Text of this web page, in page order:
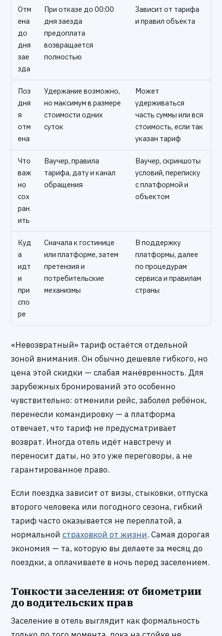
Отм
ена
до
дня
зае
зда
При отказе до 00:00
дня заезда
предоплата
возвращается
полностью
Зависит от тарифа
и правил объекта
Поз
дня
я
отм
ена
Удержание возможно,
но максимум в размере
стоимости одних
суток
Может
удерживаться
часть суммы или вся
стоимость, если так
указан тариф
Что
важ
но
сох
ран
ить
Ваучер, правила
тарифа, дату и канал
обращения
Ваучер, скриншоты
условий, переписку
с платформой и
объектом
Куд
а
идт
и
при
спо
ре
Сначала к гостинице
или платформе, затем
претензия и
потребительские
механизмы
В поддержку
платформы, далее
по процедурам
сервиса и правилам
страны
«Невозвратный» тариф остаётся отдельной
зоной внимания. Он обычно дешевле гибкого, но
цена этой скидки — слабая манёвренность. Для
зарубежных бронирований это особенно
чувствительно: отменили рейс, заболел ребёнок,
перенесли командировку — а платформа
отвечает, что тариф не предусматривает
возврат. Иногда отель идёт навстречу и
переносит даты, но это уже переговоры, а не
гарантированное право.
Если поездка зависит от визы, стыковки, отпуска
второго человека или погодного сезона, гибкий
тариф часто оказывается не переплатой, а
нормальной страховкой от жизни. Самая дорогая
экономия — та, которую вы делаете за месяц до
поездки, а оплачиваете в ночь перед заселением.
Тонкости заселения: от биометрии
до водительских прав
Заселение в отель выглядит как формальность